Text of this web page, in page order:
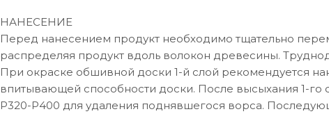
НАНЕСЕНИЕ
Перед нанесением продукт необходимо тщательно
распределяя продукт вдоль волокон древесины.
При окраске обшивной доски 1-й слой рекомендуется
впитывающей способности доски. После высыхания 1-
P320-Р400 для удаления поднявшегося ворса.